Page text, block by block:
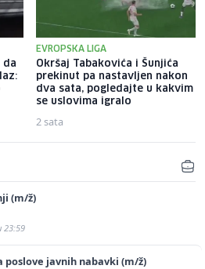
da
EVROPSKA LIGA
Okršaj Tabakovića i Šunjića
prekinut pa nastavljen nakon
dva sata, pogledajte u kakvim
se uslovima igralo
2 sata
(m/ž)
23:59
poslove javnih nabavki (m/ž)